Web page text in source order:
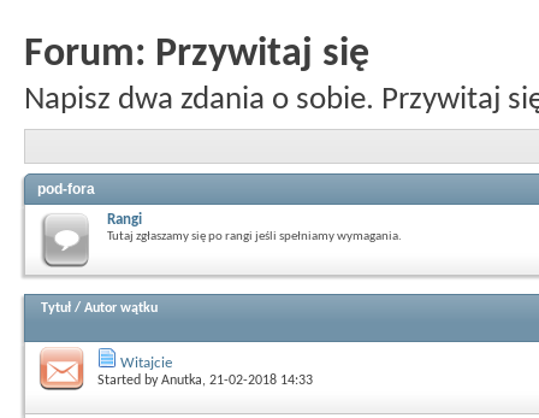
Forum: Przywitaj się
Napisz dwa zdania o sobie. Przywitaj
pod-fora
Rangi
Tutaj zgłaszamy się po rangi jeśli spełniamy wymagania.
Tytuł / Autor wątku
Witajcie
Started byAnutka, 21-02-2018 14:33